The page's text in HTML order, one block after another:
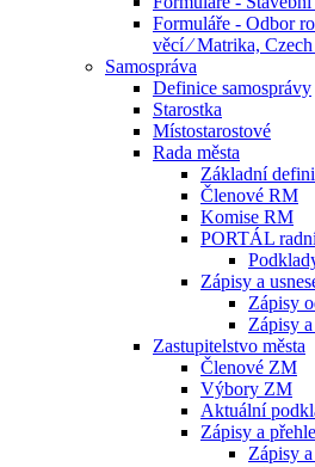
Formuláře - Odbor
věcí ⁄ Matrika,
Samospráva
Definice samosprávy
Starostka
Místostarostové
Rada města
Základní
Členové RM
Komise RM
PORTÁL
Zápisy a
Zápisy
Zápisy
Zastupitelstvo města
Členové ZM
Výbory ZM
Aktuální
Zápisy a
Zápisy